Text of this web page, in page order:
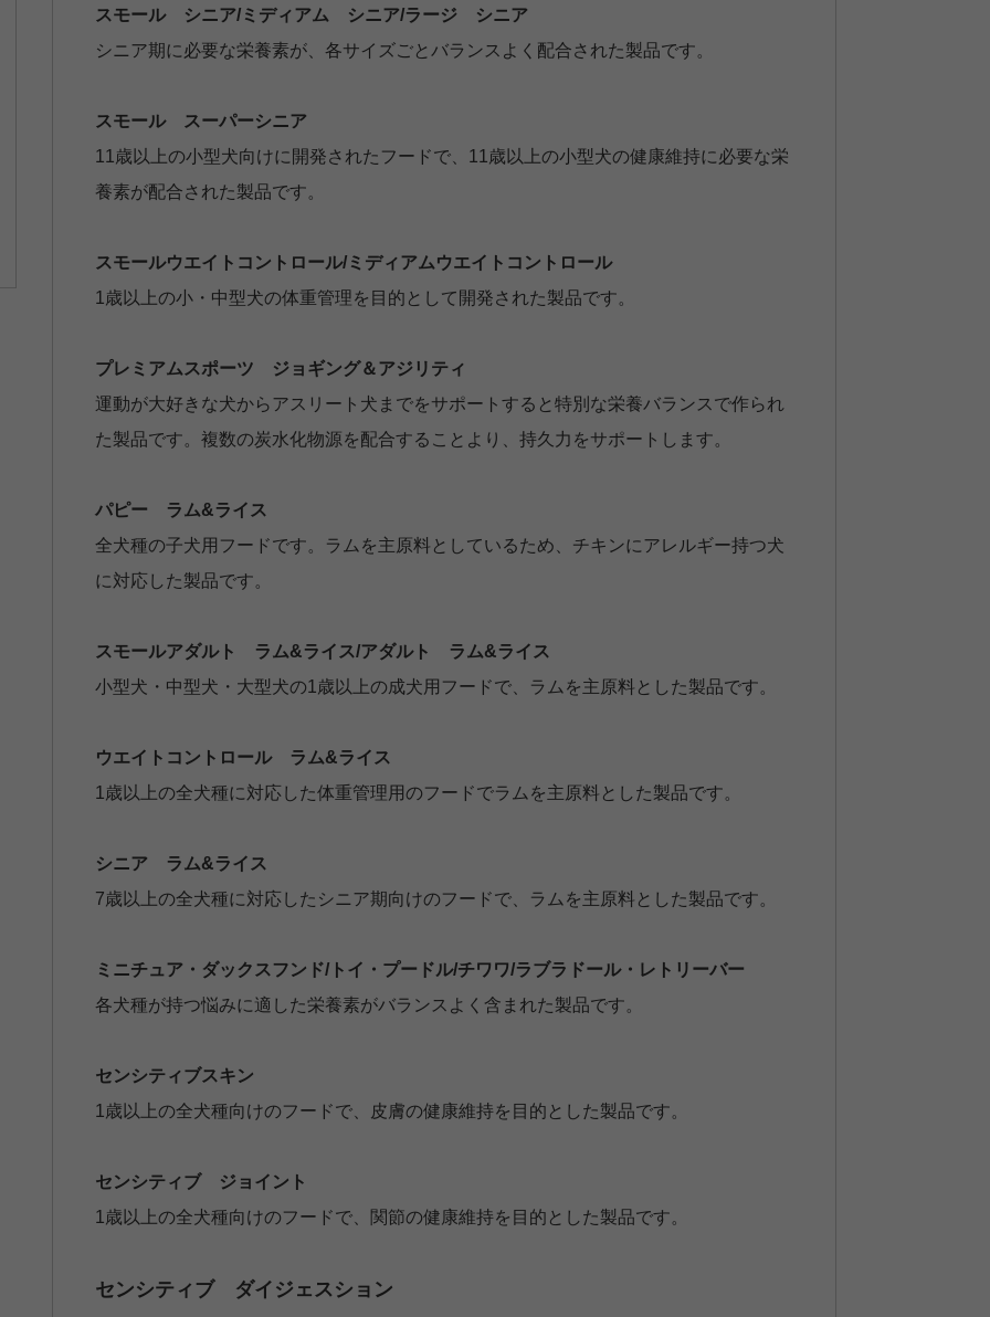
スモール シニア/ミディアム シニア/ラージ シニア
シニア期に必要な栄養素が、各サイズごとバランスよく配合された製品です。
スモール スーパーシニア
11歳以上の小型犬向けに開発されたフードで、11歳以上の小型犬の健康維持に必要な栄
養素が配合された製品です。
スモールウエイトコントロール/ミディアムウエイトコントロール
1歳以上の小・中型犬の体重管理を目的として開発された製品です。
プレミアムスポーツ ジョギング＆アジリティ
運動が大好きな犬からアスリート犬までをサポートすると特別な栄養バランスで作られ
た製品です。複数の炭水化物源を配合することより、持久力をサポートします。
パピー ラム&ライス
全犬種の子犬用フードです。ラムを主原料としているため、チキンにアレルギー持つ犬
に対応した製品です。
スモールアダルト ラム&ライス/アダルト ラム&ライス
小型犬・中型犬・大型犬の1歳以上の成犬用フードで、ラムを主原料とした製品です。
ウエイトコントロール ラム&ライス
1歳以上の全犬種に対応した体重管理用のフードでラムを主原料とした製品です。
シニア ラム&ライス
7歳以上の全犬種に対応したシニア期向けのフードで、ラムを主原料とした製品です。
ミニチュア・ダックスフンド/トイ・プードル/チワワ/ラブラドール・レトリーバー
各犬種が持つ悩みに適した栄養素がバランスよく含まれた製品です。
センシティブスキン
1歳以上の全犬種向けのフードで、皮膚の健康維持を目的とした製品です。
センシティブ ジョイント
1歳以上の全犬種向けのフードで、関節の健康維持を目的とした製品です。
センシティブ ダイジェスション